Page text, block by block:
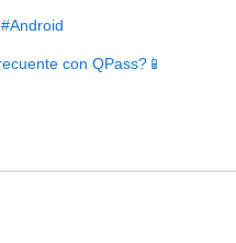
con QPass?📱